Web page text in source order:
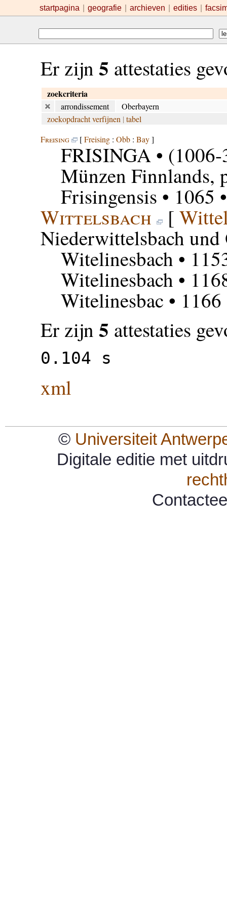
startpagina geografie archieven edities
Er zijn 5 attestaties
zoekcriteria
arrondissement
Oberbayern
zoekopdracht verfijnen | tabel
Freising
[Freising: Obb: Bay]
FRISINGA•
Münzen Finnlands,
Frisingensis • 1065
Wittelsbach [
Niederwittelsbach
Witelinesbach •
Witelinesbach •
Witelinesbac •
Er zijn 5 attestaties
0.104 s
xml
© Universiteit
Digitale editie met